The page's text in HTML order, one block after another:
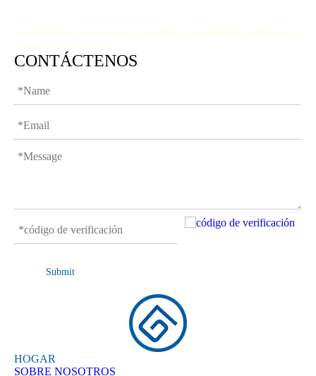
Si usted tiene cualesquiera preguntas o comentarios, entrarnos en
contacto con por favor.
CONTÁCTENOS
Submit
HOGAR
SOBRE NOSOTROS